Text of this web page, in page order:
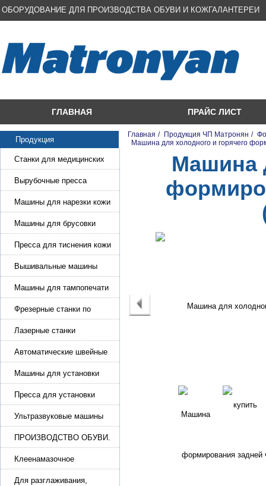
ОБОРУДОВАНИЕ ДЛЯ ПРОИЗВОДСТВА ОБУВИ И КОЖГАЛАНТЕРЕИ
ГЛАВНАЯ ПРАЙС ЛИСТ
Продукция
Станки для медицинских
масок
Вырубочные пресса
Машины для нарезки кожи
и стропы
Машины для брусовки
кожи,меха,поролона
Пресса для тиснения кожи
Вышивальные машины
Машины для тампопечати
Фрезерные станки по
металлу
Лазерные станки
Автоматические швейные
машины с программным
управлением
Машины для установки
жемчуга, бусин, заклепок и
фурнитура
Пресса для установки
фурнитуры: блочка,
люверсы, петля
Ультразвуковые машины
для сварки
ПРОИЗВОДСТВО ОБУВИ.
Машины для изготовления
обуви
Клеенамазочное
оборудование и активаторы
клея
Для разглаживания,
Главная / Продукция ЧП Матронян /
Машина для холодного и горячего
Машина